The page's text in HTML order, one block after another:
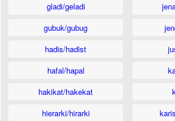
gladi/geladi
gubuk/gubug
hadis/hadist
hafal/hapal
hakikat/hakekat
hierarki/hirarki